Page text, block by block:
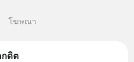
โฆษณา
กดิต